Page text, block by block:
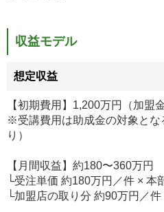
収益モデル
想定収益
【初期費用】1,200万円（加盟
※受講費用は助成金の対象とな
り）
【月間収益】約180〜360万円
└受注単価 約180万円／件 × 本
└加盟店の取り分 約90万円／